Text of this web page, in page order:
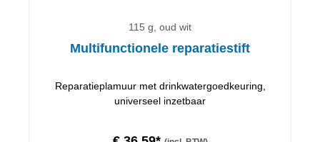
115 g, oud wit
Multifunctionele reparatiestift
Reparatieplamuur met drinkwatergoedkeuring,
universeel inzetbaar